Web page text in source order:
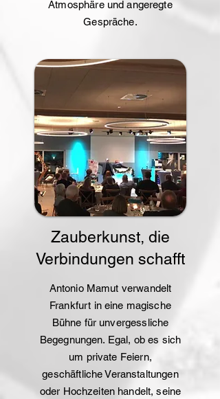
Atmosphäre und angeregte
Gespräche.
Zauberkunst, die
Verbindungen schafft
Antonio Mamut verwandelt
Frankfurt in eine magische
Bühne für unvergessliche
Begegnungen. Egal, ob es sich
um private Feiern,
geschäftliche Veranstaltungen
oder Hochzeiten handelt, seine